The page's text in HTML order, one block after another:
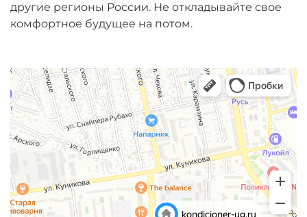
другие регионы России. Не откладывайте свое
комфортное будущее на потом.